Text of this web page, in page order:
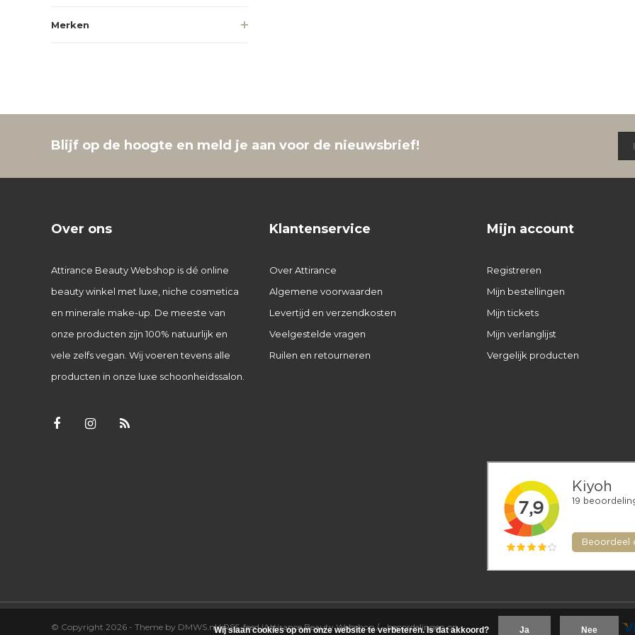
Merken
Blijf op de hoogte en meld je aan voor de nieuwsbrief!
Over ons
Attirance Beauty Webshop is dé online
beauty winkel met luxe, niche cosmetica
en minerale make-up. De meeste van
onze producten zijn 100% natuurlijk en
vele zelfs vegan. Wij voeren tevens alle
producten in onze luxe schoonheidssalon.
Klantenservice
Over Attirance
Algemene voorwaarden
Levertijd en verzendkosten
Veelgestelde vragen
Ruilen en retourneren
Mijn account
Registreren
Mijn bestellingen
Mijn tickets
Mijn verlanglijst
Vergelijk producten
© Copyright 2026 - Theme by DMWS.nl|RSS-feed|Attirance Beauty Webshop /-beoordelingen op
Wij slaan cookies op om onze website te verbeteren. Is dat akkoord? Ja Nee